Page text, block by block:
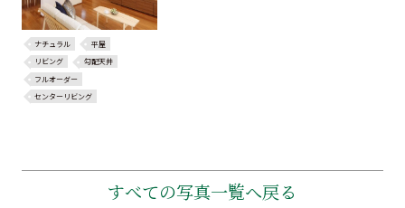
ナチュラル
平屋
リビング
勾配天井
フルオーダー
センターリビング
すべての写真一覧へ戻る